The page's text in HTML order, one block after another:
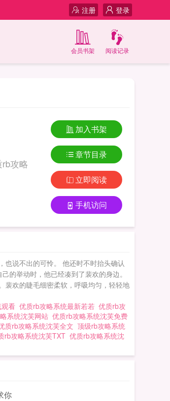
登录
注册
阅读记录
会员书架
攻略
加入书架
章节目录
立即阅读
手机访问
也说不出的可怜。 他还时不时抬头确认
的举动时，他已经凑到了裴欢的身边。
裴欢的睫毛细密柔软，呼吸均匀，轻轻地
看 优质rb攻略系统最新若若 优质rb攻
系统沈芙网站 优质rb攻略系统沈芙免费
质rb攻略系统沈芙全文 顶级rb攻略系统
rb攻略系统沈芙TXT 优质rb攻略系统沈
你